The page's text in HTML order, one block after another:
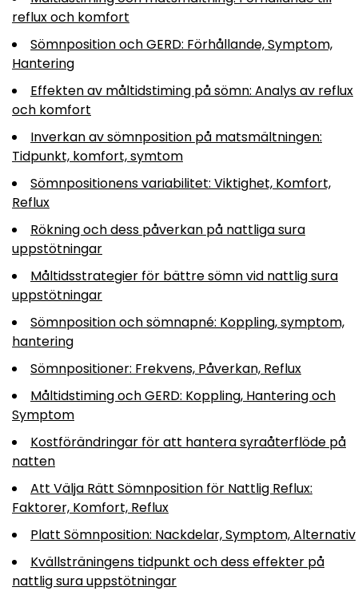
reflux och komfort
Sömnposition och GERD: Förhållande, Symptom,
Hantering
Effekten av måltidstiming på sömn: Analys av reflux
och komfort
Inverkan av sömnposition på matsmältningen:
Tidpunkt, komfort, symtom
Sömnpositionens variabilitet: Viktighet, Komfort,
Reflux
Rökning och dess påverkan på nattliga sura
uppstötningar
Måltidsstrategier för bättre sömn vid nattlig sura
uppstötningar
Sömnposition och sömnapné: Koppling, symptom,
hantering
Sömnpositioner: Frekvens, Påverkan, Reflux
Måltidstiming och GERD: Koppling, Hantering och
Symptom
Kostförändringar för att hantera syraåterflöde på
natten
Att Välja Rätt Sömnposition för Nattlig Reflux:
Faktorer, Komfort, Reflux
Platt Sömnposition: Nackdelar, Symptom, Alternativ
Kvällsträningens tidpunkt och dess effekter på
nattlig sura uppstötningar